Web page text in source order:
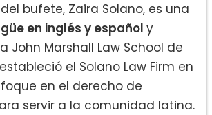
bufete, Zaira Solano, es una
en inglés y español y
John Marshall Law School de
el Solano Law Firm en
en el derecho de
servir a la comunidad latina.